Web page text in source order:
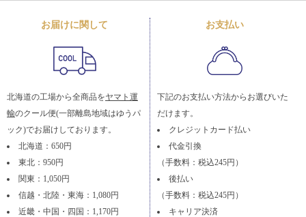
お届けに関して
北海道の工場から全商品をヤマト運
輸のクール便(一部離島地域はゆうパ
ック)でお届けしております。
北海道：650円
東北：950円
関東：1,050円
信越・北陸・東海：1,080円
近畿・中国・四国：1,170円
お支払い
下記のお支払い方法からお選びいた
だけます。
クレジットカード払い
代金引換
（手数料：税込245円）
後払い
（手数料：税込245円）
キャリア決済